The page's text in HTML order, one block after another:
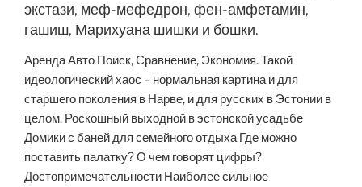
экстази, меф-мефедрон, фен-амфетамин,
гашиш, Марихуана шишки и бошки.
Аренда Авто Поиск, Сравнение, Экономия. Такой
идеологический хаос – нормальная картина и для
старшего поколения в Нарве, и для русских в Эстонии в
целом. Роскошный выходной в эстонской усадьбе
Домики с баней для семейного отдыха Где можно
поставить палатку? О чем говорят цифры?
Достопримечательности Наиболее сильное